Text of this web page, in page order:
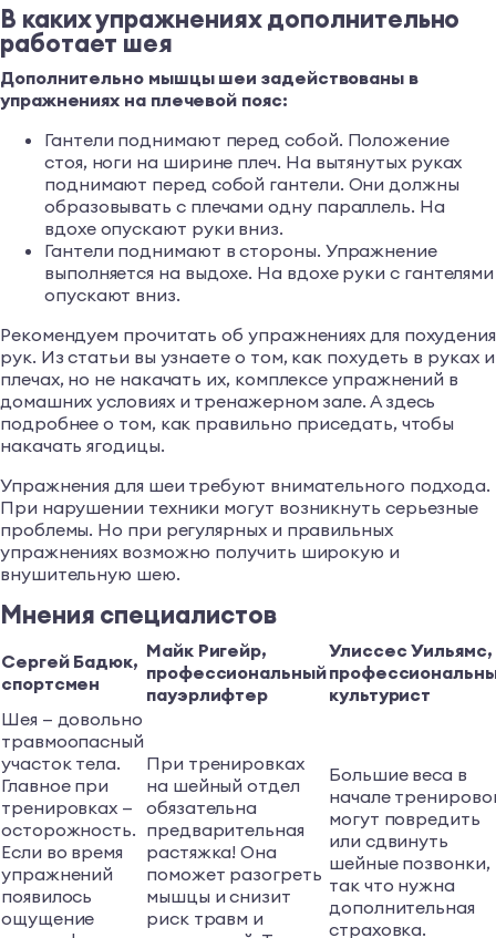
В каких упражнениях дополнительно
работает шея
Дополнительно мышцы шеи задействованы в
упражнениях на плечевой пояс:
Гантели поднимают перед собой. Положение
стоя, ноги на ширине плеч. На вытянутых руках
поднимают перед собой гантели. Они должны
образовывать с плечами одну параллель. На
вдохе опускают руки вниз.
Гантели поднимают в стороны. Упражнение
выполняется на выдохе. На вдохе руки с гантелями
опускают вниз.
Рекомендуем прочитать об упражнениях для похудения
рук. Из статьи вы узнаете о том, как похудеть в руках и
плечах, но не накачать их, комплексе упражнений в
домашних условиях и тренажерном зале. А здесь
подробнее о том, как правильно приседать, чтобы
накачать ягодицы.
Упражнения для шеи требуют внимательного подхода.
При нарушении техники могут возникнуть серьезные
проблемы. Но при регулярных и правильных
упражнениях возможно получить широкую и
внушительную шею.
Мнения специалистов
Сергей Бадюк,
спортсмен
Майк Ригейр,
профессиональный
пауэрлифтер
Улиссес Уильямс,
культурист
Шея — довольно
травмоопасный
участок тела.
Главное при
тренировках —
осторожность.
Если во время
упражнений
появилось
ощущение
При тренировках
на шейный отдел
обязательна
предварительная
растяжка! Она
поможет разогреть
мышцы и снизит
риск травм и
Большие веса в
начале
могут повредить
или сдвинуть
шейные позвонки,
так что нужна
дополнительная
страховка.